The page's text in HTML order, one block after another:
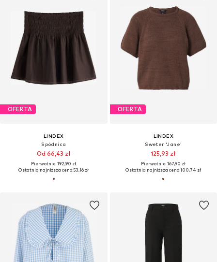
OFERTA
LINDEX
Spódnica
Od 66,43 zł
Pierwotnie: 192,90 zł
Ostatnia najniższa cena:53,16 zł
OFERTA
LINDEX
Sweter 'Jane'
125,93 zł
Pierwotnie: 167,90 zł
Ostatnia najniższa cena:100,74 zł